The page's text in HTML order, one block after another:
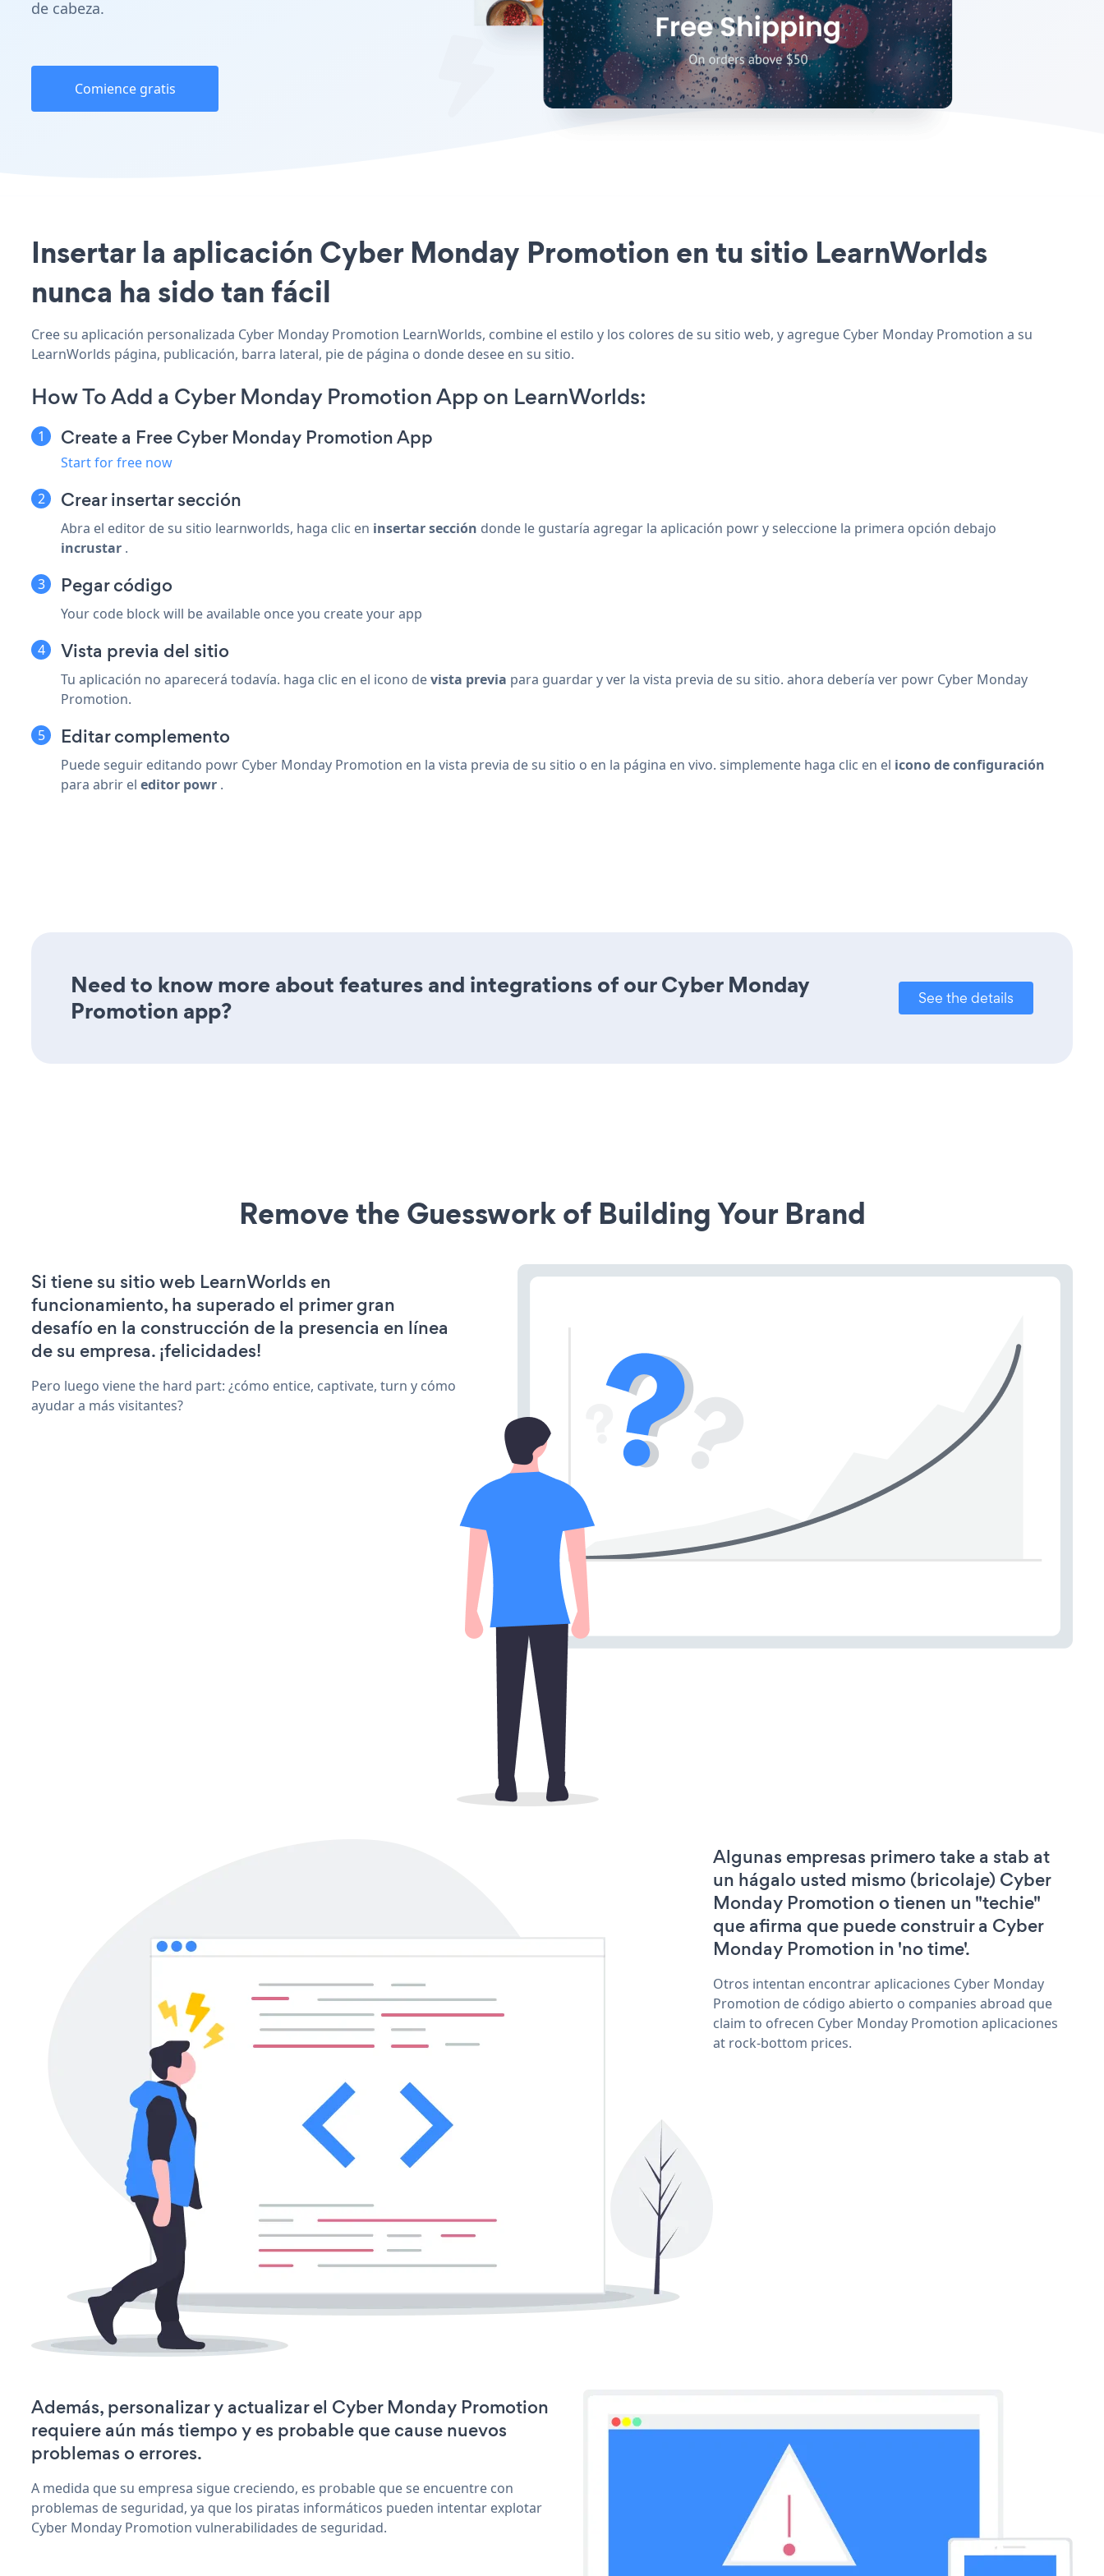
de cabeza.
Comience gratis
Insertar la aplicación Cyber Monday Promotion en tu sitio LearnWorlds
nunca ha sido tan fácil
Cree su aplicación personalizada Cyber Monday Promotion LearnWorlds, combine el estilo y los colores de su sitio web, y agregue Cyber Monday Promotion a su
LearnWorlds página, publicación, barra lateral, pie de página o donde desee en su sitio.
How To Add a Cyber Monday Promotion App on LearnWorlds:
Create a Free Cyber Monday Promotion App
Start for free now
Crearinsertar sección
Abra el editor de su sitio learnworlds, haga clic en insertar sección donde le gustaría agregar la aplicación powr y seleccione la primera opción debajo
incrustar .
Pegar código
Your code block will be available once you create your app
Vista previa del sitio
Tu aplicación no aparecerá todavía. haga clic en el icono devista previa para guardar y ver la vista previa de su sitio. ahora debería ver powr Cyber Monday
Promotion.
Editar complemento
Puede seguir editando powr Cyber Monday Promotion en la vista previa de su sitio o en la página en vivo. simplemente haga clic en el icono de configuración
para abrir el editor powr .
Need to know more about features and integrations of our Cyber Monday
Promotion app?
See the details
Remove the Guesswork of Building Your Brand
Si tiene su sitio web LearnWorlds en
funcionamiento, ha superado el primer gran
desafío en la construcción de la presencia en línea
de su empresa. ¡felicidades!
Pero luego viene the hard part: ¿cómo entice, captivate, turn y cómo
ayudar a más visitantes?
Algunas empresas primero take a stab at
un hágalo usted mismo (bricolaje) Cyber
Monday Promotion o tienen un "techie"
que afirma que puede construir a Cyber
Monday Promotion in 'no time'.
Otros intentan encontrar aplicaciones Cyber Monday
Promotion de código abierto o companies abroad que
claim to ofrecen Cyber Monday Promotion aplicaciones
at rock-bottom prices.
Además, personalizar y actualizar el Cyber Monday Promotion
requiere aún más tiempo y es probable que cause nuevos
problemas o errores.
A medida que su empresa sigue creciendo, es probable que se encuentre con
problemas de seguridad, ya que los piratas informáticos pueden intentar explotar
Cyber Monday Promotion vulnerabilidades de seguridad.